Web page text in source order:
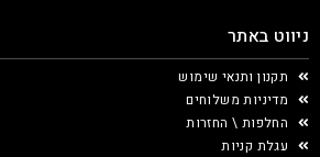
ניווט באתר
תקנון ותנאי שימוש
מדיניות משלוחים
החלפות \ החזרות
עגלת קניות